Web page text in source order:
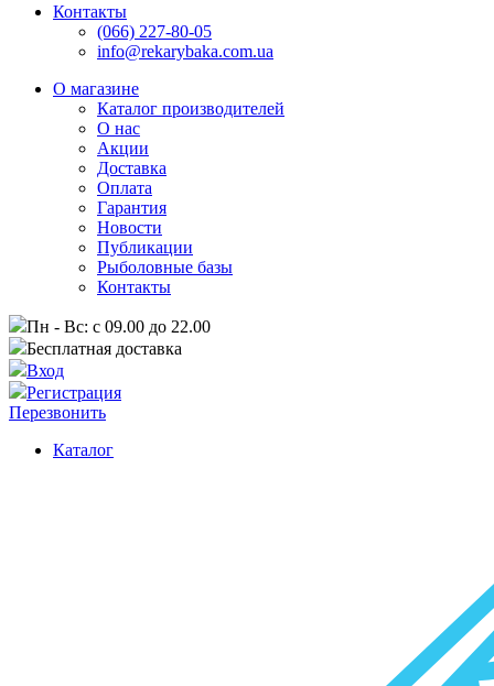
Контакты
(066) 227-80-05
info@rekarybaka.com.ua
О магазине
Каталог производителей
О нас
Акции
Доставка
Оплата
Гарантия
Новости
Публикации
Рыболовные базы
Контакты
Пн - Вс: с 09.00 до 22.00
Бесплатная доставка
Вход
Регистрация
Перезвонить
Каталог